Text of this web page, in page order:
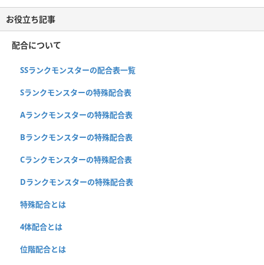
お役立ち記事
配合について
SSランクモンスターの配合表一覧
Sランクモンスターの特殊配合表
Aランクモンスターの特殊配合表
Bランクモンスターの特殊配合表
Cランクモンスターの特殊配合表
Dランクモンスターの特殊配合表
特殊配合とは
4体配合とは
位階配合とは